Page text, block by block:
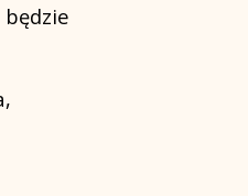
będzie